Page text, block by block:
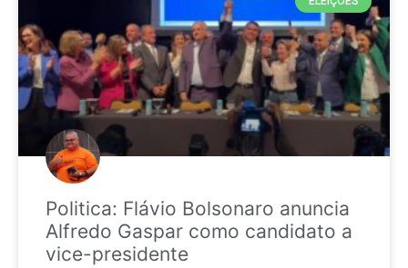
Politica: Flávio Bolsonaro anuncia
Alfredo Gaspar como candidato a
vice-presidente